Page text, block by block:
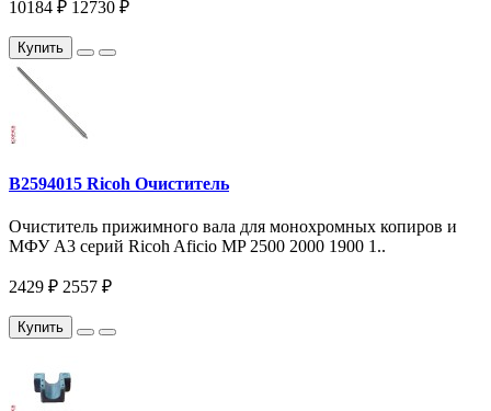
10184 ₽ 12730 ₽
Купить
B2594015 Ricoh Очиститель
Очиститель прижимного вала для монохромных копиров и
МФУ A3 серий Ricoh Aficio MP 2500 2000 1900 1..
2429 ₽ 2557 ₽
Купить